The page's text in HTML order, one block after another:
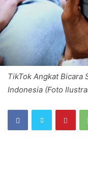
TikTok Angkat Bicara
Indonesia (Foto